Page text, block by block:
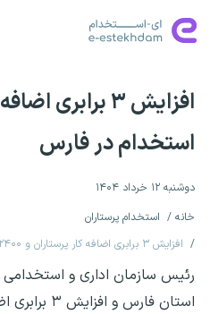
استخدام در فارس
دوشنبه ۱۲ خرداد ۱۴۰۴
خانه
استخدام پرستاران
افزایش ۳ برابری اضافه کار پرستاران و ۲۴۰۰ استخدام در فارس
استان فارس و افزایش ۳ برابری اضافه کار پرستاران خبر داد.